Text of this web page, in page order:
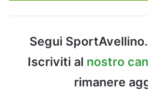
Segui
Iscriviti al nostro
rimanere